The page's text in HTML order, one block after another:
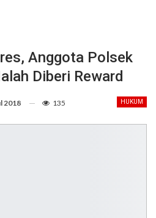
Anggota Polsek
Diberi Reward
HUKUM
2018 135